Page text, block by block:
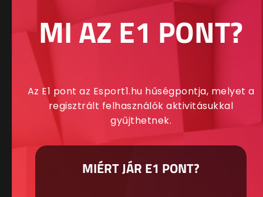
MI AZ E1 PONT?
Az E1 pont az Esport1.hu hűségpontja, melyet a
regisztrált felhasználók aktivitásukkal
gyűjthetnek.
MIÉRT JÁR E1 PONT?